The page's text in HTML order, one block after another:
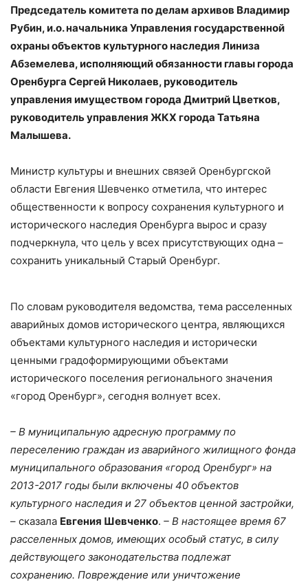
Председатель комитета по делам архивов Владимир
Рубин, и.о. начальника Управления государственной
охраны объектов культурного наследия Линиза
Абземелева, исполняющий обязанности главы города
Оренбурга Сергей Николаев, руководитель
управления имуществом города Дмитрий Цветков,
руководитель управления ЖКХ города Татьяна
Малышева.
Министр культуры и внешних связей Оренбургской
области Евгения Шевченко отметила, что интерес
общественности к вопросу сохранения культурного и
исторического наследия Оренбурга вырос и сразу
подчеркнула, что цель у всех присутствующих одна –
сохранить уникальный Старый Оренбург.
По словам руководителя ведомства, тема расселенных
аварийных домов исторического центра, являющихся
объектами культурного наследия и исторически
ценными градоформирующими объектами
исторического поселения регионального значения
«город Оренбург», сегодня волнует всех.
– В муниципальную адресную программу по
переселению граждан из аварийного жилищного фонда
муниципального образования «город Оренбург» на
2013-2017 годы были включены 40 объектов
культурного наследия и 27 объектов ценной застройки,
– сказала Евгения Шевченко. – В настоящее время 67
расселенных домов, имеющих особый статус, в силу
действующего законодательства подлежат
сохранению. Повреждение или уничтожение